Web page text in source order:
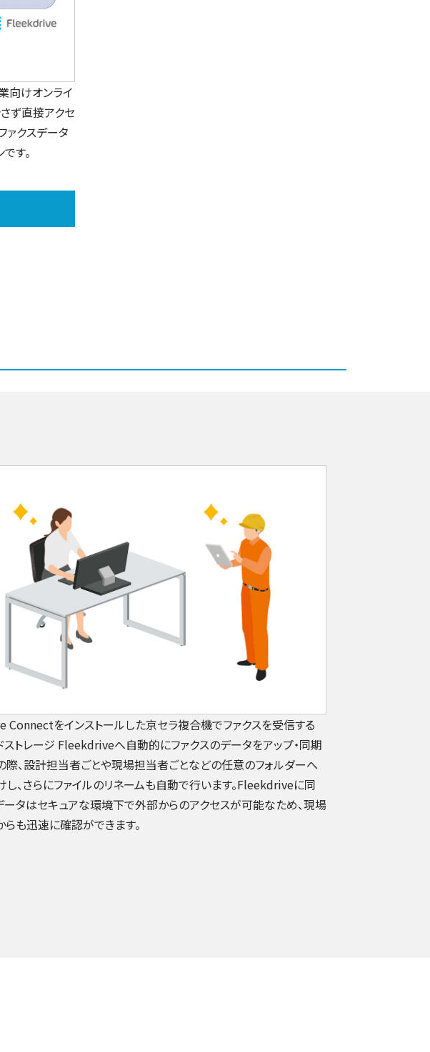
向けオンライ
ず直接アクセ
ァクスデータ
す。
をインストールした京セラ複合機でファクスを受信する
ストレージ Fleekdriveへ自動的にファクスのデータをアップ・同期
際、設計担当者ごとや現場担当者ごとなどの任意のフォルダーへ
、さらにファイルのリネームも自動で行います。Fleekdriveに同
タはセキュアな環境下で外部からのアクセスが可能なため、現場
も迅速に確認ができます。